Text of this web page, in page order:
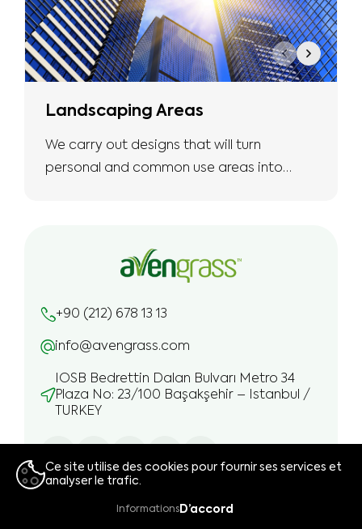
Landscaping Areas
We carry out designs that will turn
personal and common use areas into
+90 (212) 678 13 13
info@avengrass.com
IOSB Bedrettin Dalan Bulvarı Metro 34
Plaza No: 23/100 Başakşehir – Istanbul /
TURKEY
Avengrass est une marque deIntegral Group
Ce site utilise des cookies pour fournir ses services et
analyser le trafic.
InformationsD’accord